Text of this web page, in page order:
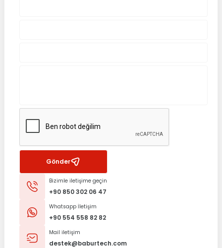
Gönder
Bizimle iletişime geçin
+90 850 302 06 47
Whatsapp İletişim
+90 554 558 82 82
Mail iletişim
destek@baburtech.com